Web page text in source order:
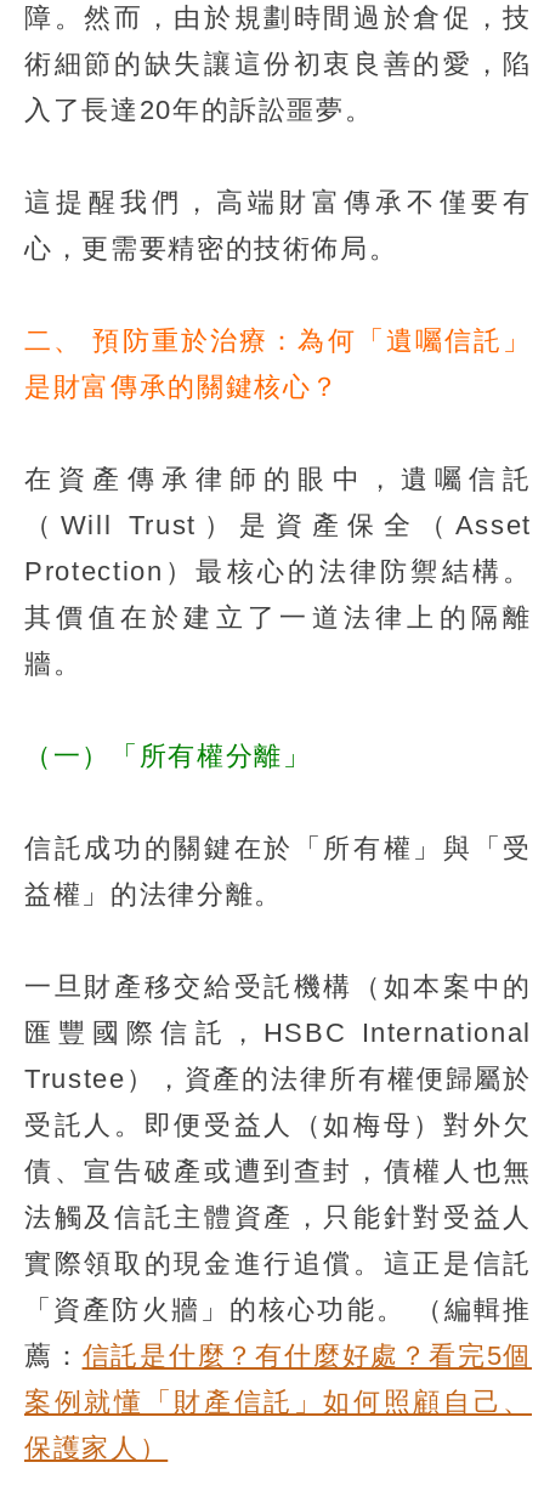
障。然而，由於規劃時間過於倉促，技
術細節的缺失讓這份初衷良善的愛，陷
入了長達20年的訴訟噩夢。
這提醒我們，高端財富傳承不僅要有
心，更需要精密的技術佈局。
二、 預防重於治療：為何「遺囑信託」
是財富傳承的關鍵核心？
在資產傳承律師的眼中，遺囑信託
（Will Trust）是資產保全（Asset
Protection）最核心的法律防禦結構。
其價值在於建立了一道法律上的隔離
牆。
（一）「所有權分離」
信託成功的關鍵在於「所有權」與「受
益權」的法律分離。
一旦財產移交給受託機構（如本案中的
匯豐國際信託，HSBC International
Trustee），資產的法律所有權便歸屬於
受託人。即便受益人（如梅母）對外欠
債、宣告破產或遭到查封，債權人也無
法觸及信託主體資產，只能針對受益人
實際領取的現金進行追償。這正是信託
「資產防火牆」的核心功能。
（編輯推
薦： 信託是什麼？有什麼好處？看完5個
案例就懂「財產信託」如何照顧自己、
保護家人）